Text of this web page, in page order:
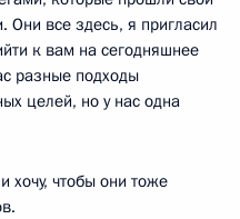
Они все здесь, я пригласил
к вам на сегодняшнее
разные подходы
целей, но у нас одна
хочу, чтобы они тоже